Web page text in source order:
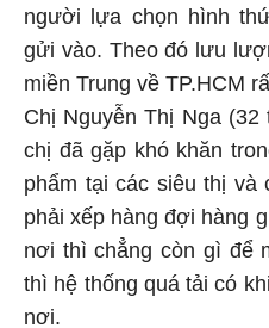
người lựa chọn hình
gửi vào. Theo đó lưu
miền Trung về TP.HCM
Chị Nguyễn Thị Nga (32
chị đã gặp khó khăn
phẩm tại các siêu thị và
phải xếp hàng đợi hàng
nơi thì chẳng còn gì để
thì hệ thống quá tải có
nơi.